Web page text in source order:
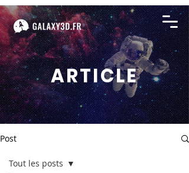
ARTICLE
Post
Tout les posts